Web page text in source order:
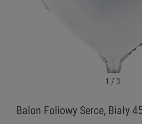
1 / 3
Balon Foliowy Serce, Biały